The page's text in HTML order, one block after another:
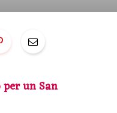
un San